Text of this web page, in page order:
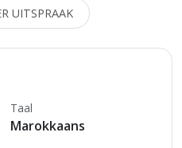
UITSPRAAK
Taal
Marokkaans